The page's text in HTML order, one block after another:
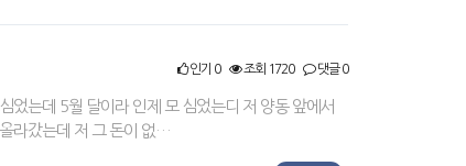
인기 0 조회 1720 댓글 0
었는데 5월 달이라 인제 모 심었는디 저 양동 앞에서
라갔는데 저 그 돈이 없…